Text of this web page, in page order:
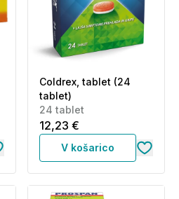
Coldrex, tablet (24
tablet)
24 tablet
12,23 €
V košarico